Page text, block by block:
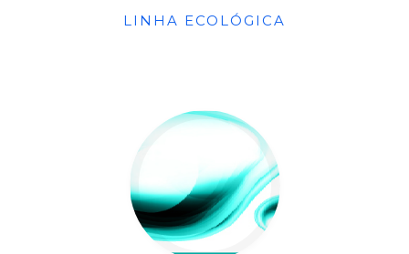
LINHA ECOLÓGICA